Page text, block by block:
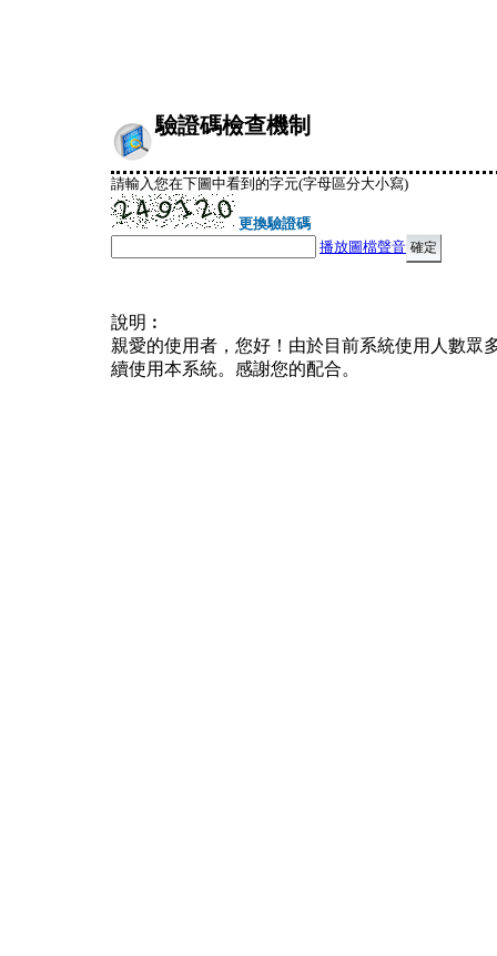
驗證碼檢查機制
請輸入您在下圖中看到的字元(字母區分大小寫)
更換驗證碼
播放圖檔聲音
說明︰
親愛的使用者，您好！由於目前系統使用人數眾
續使用本系統。感謝您的配合。